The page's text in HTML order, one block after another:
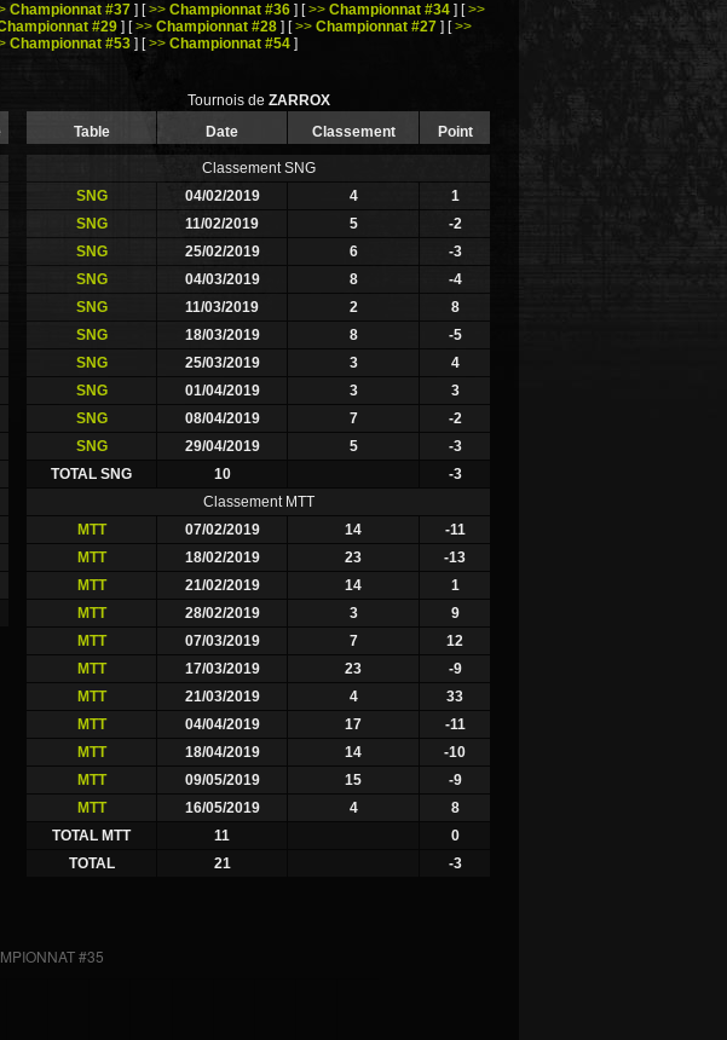
Championnat #37 ] [>> Championnat #36 ] [>> Championnat #34 ] [>>
#29] [>> Championnat #28] [>> Championnat #27] [>>
Championnat #53 ] [>> Championnat #54 ]
Tournois de ZARROX
Table
Date Classement Point
Classement SNG
SNG
04/02/2019 4
1
SNG
11/02/2019 5
-2
SNG
25/02/2019 6
-3
SNG
04/03/2019 8
-4
SNG
11/03/2019 2
8
SNG
18/03/2019 8
-5
SNG
25/03/2019 3
4
SNG
01/04/2019 3
3
SNG
08/04/2019 7
-2
SNG
29/04/2019 5
-3
TOTAL SNG
10
-3
Classement MTT
MTT
07/02/2019 14
-11
MTT
18/02/2019 23
-13
MTT
21/02/2019 14
1
MTT
28/02/2019 3
9
MTT
07/03/2019 7
12
MTT
17/03/2019 23
-9
MTT
21/03/2019 4
33
MTT
04/04/2019 17
-11
MTT
18/04/2019 14
-10
MTT
09/05/2019 15
-9
MTT
16/05/2019 4
8
TOTAL MTT
11
0
TOTAL
21 -3